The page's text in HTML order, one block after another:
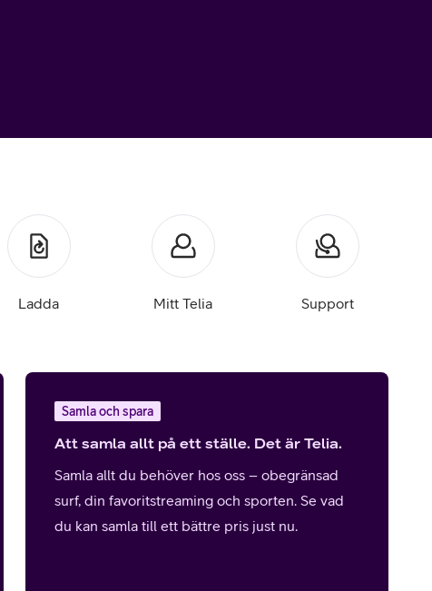
Ladda Mitt Telia Support
Samla och spara
Att samla allt på ett ställe. Det är Telia.
Samla allt du behöver hos oss – obegränsad
surf, din favoritstreaming och sporten. Se vad
du kan samla till ett bättre pris just nu.